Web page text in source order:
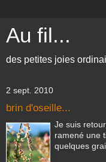
Au fil...
des petites joies
2 sept. 2010
brin d'oseille...
Je suis
ramené une
quelques